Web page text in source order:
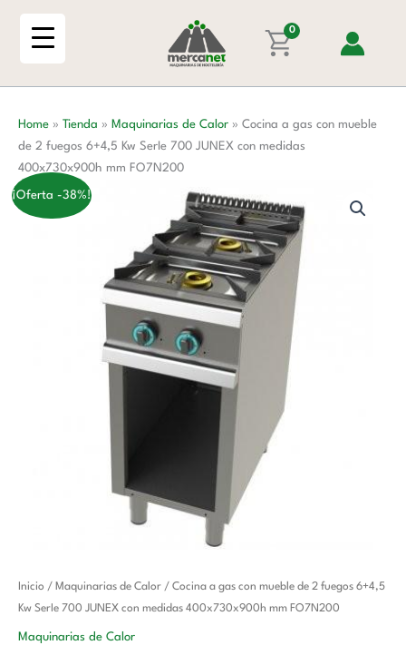
0
Home » Tienda » Maquinarias de Calor » Cocina a gas con mueble
de 2 fuegos 6+4,5 Kw SerIe 700 JUNEX con medidas
400x730x900h mm FO7N200
¡Oferta -38%!
Inicio / Maquinarias de Calor / Cocina a gas con mueble de 2 fuegos 6+4,5
Kw SerIe 700 JUNEX con medidas 400x730x900h mm FO7N200
Maquinarias de Calor
El
precio
original
El
precio
Cocina
a
gas
mueble
de
2
6+4,5
Kw
SerIe
700
JUNEX